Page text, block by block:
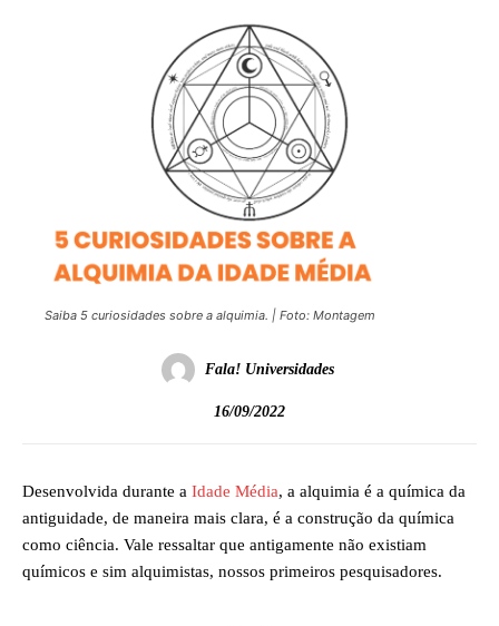
Saiba 5 curiosidades sobre a alquimia. | Foto: Montagem
Fala! Universidades
16/09/2022
Desenvolvida durante a Idade Média, a alquimia é a química da
antiguidade, de maneira mais clara, é a construção da química
como ciência. Vale ressaltar que antigamente não existiam
químicos e sim alquimistas, nossos primeiros pesquisadores.